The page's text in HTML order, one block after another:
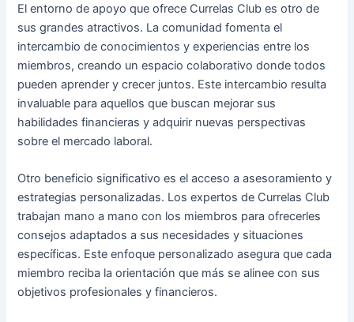
El entorno de apoyo que ofrece Currelas Club es otro de
sus grandes atractivos. La comunidad fomenta el
intercambio de conocimientos y experiencias entre los
miembros, creando un espacio colaborativo donde todos
pueden aprender y crecer juntos. Este intercambio resulta
invaluable para aquellos que buscan mejorar sus
habilidades financieras y adquirir nuevas perspectivas
sobre el mercado laboral.
Otro beneficio significativo es el acceso a asesoramiento y
estrategias personalizadas. Los expertos de Currelas Club
trabajan mano a mano con los miembros para ofrecerles
consejos adaptados a sus necesidades y situaciones
específicas. Este enfoque personalizado asegura que cada
miembro reciba la orientación que más se alinee con sus
objetivos profesionales y financieros.